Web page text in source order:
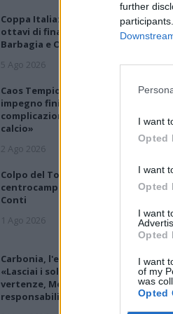
further
I want
Opted
I want
Opted
I want
Opted
I want
of my
was
Opted
Coppa Italia: gli accoppiamenti degli
ottavi di finale con i derby di Gallura,
Barbagia e Ogliastra
5 Ago 2026
Caos Tempio, Sechi lascia: «Il mio
impegno finisce qui, troppe
complicazioni coi problemi extra
calcio»
2 Ago 2026
Colpo del Tortolì: arriva il
centrocampista figlio d'arte Bruno
Conti
1 Ago 2026
Carbonia, l'ex presidente Canu:
«Lasciai i soldi per pagare le
vertenze, Meloni si assuma le
responsabilità»